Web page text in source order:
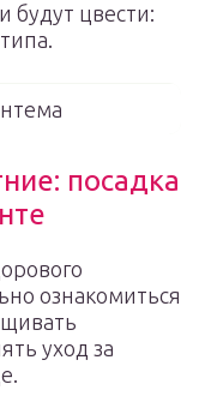
будут цвести:
посадка
ознакомиться
уход за